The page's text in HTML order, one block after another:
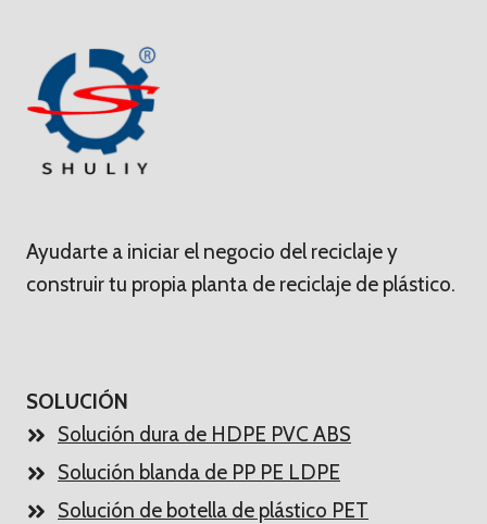
Ayudarte a iniciar el negocio del reciclaje y
construir tu propia planta de reciclaje de plástico.
SOLUCIÓN
Solución dura de HDPE PVC ABS
Solución blanda de PP PE LDPE
Solución de botella de plástico PET